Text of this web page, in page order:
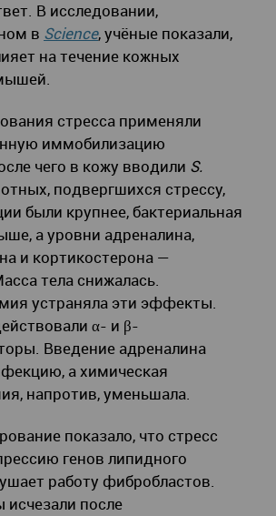
В исследовании,
в Science, учёные показали,
на течение кожных
стресса применяли
иммобилизацию
чего в кожу вводили S.
подвергшихся стрессу,
были крупнее, бактериальная
а уровни адреналина,
и кортикостерона —
тела снижалась.
устраняла эти эффекты.
α- и β-
Введение адреналина
а химическая
напротив, уменьшала.
показало, что стресс
генов липидного
работу фибробластов.
после